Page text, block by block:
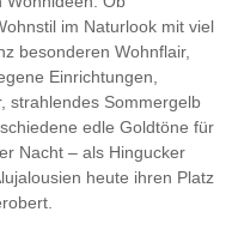
im Naturlook mit viel
besonderen Wohnflair,
Einrichtungen,
strahlendes Sommergelb
edle Goldtöne für
Nacht – als Hingucker
heute ihren Platz